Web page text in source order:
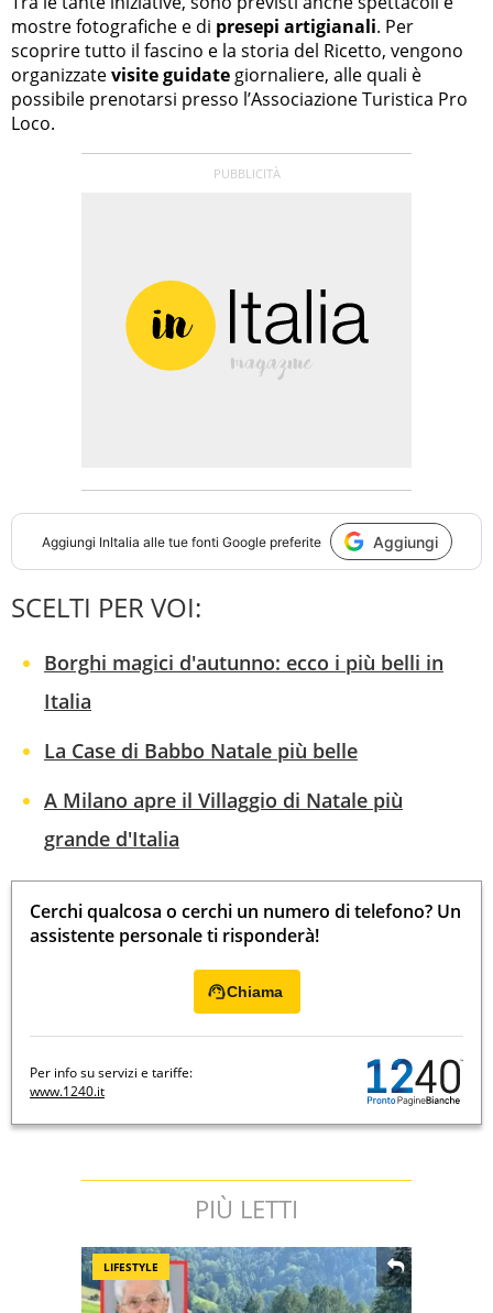
mostre fotografiche e di presepi artigianali. Per
scoprire tutto il fascino e la storia del Ricetto, vengono
organizzatevisite guidate giornaliere, alle quali è
possibile prenotarsi presso l’Associazione Turistica Pro
Loco.
Aggiungi InItalia alle tue fonti Google preferite Aggiungi
SCELTI PER VOI:
Borghi magici d'autunno: ecco i più belli in
Italia
La Case di Babbo Natale più belle
A Milano apre il Villaggio di Natale più
grande d'Italia
Cerchi qualcosa o cerchi un numero di telefono? Un
assistente personale ti risponderà!
Chiama
Per info su servizi e tariffe:
www.1240.it
PIÙ LETTI
LIFESTYLE